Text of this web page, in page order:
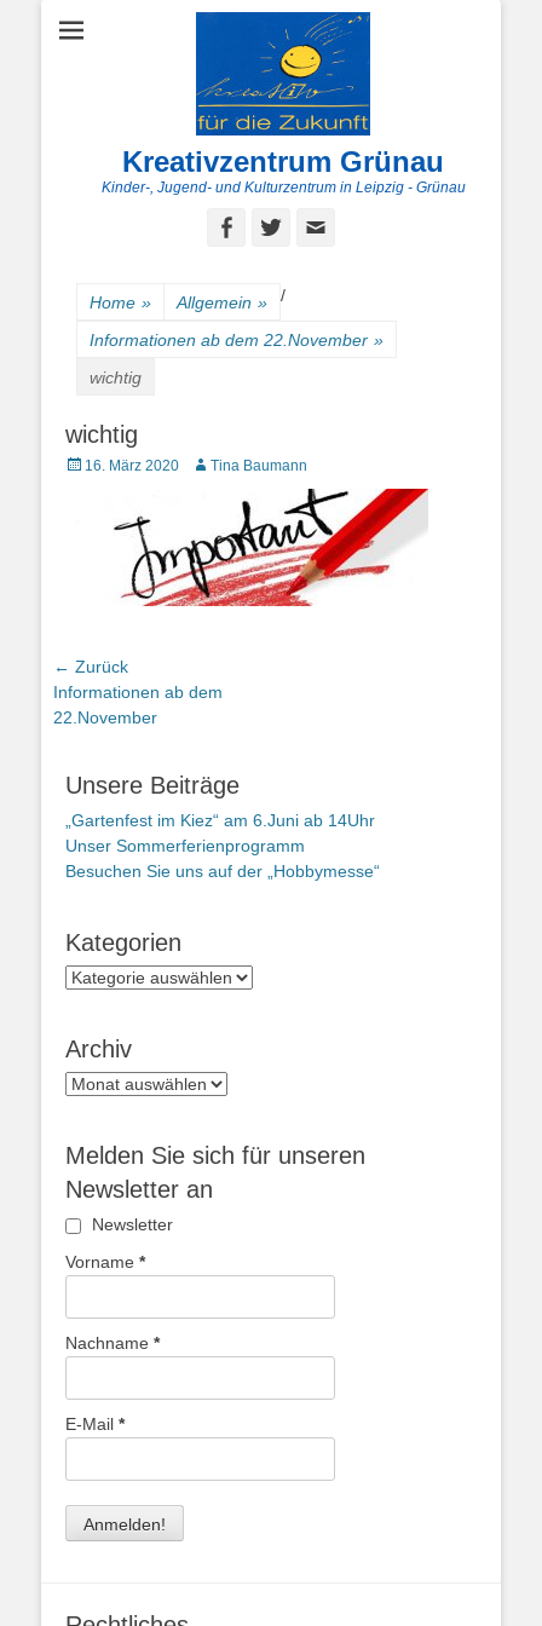
Kreativzentrum Grünau
Kinder-, Jugend- und Kulturzentrum in Leipzig - Grünau
Facebook
Twitter
Home » Allgemein » /
Informationen ab dem 22.November »
wichtig
wichtig
Posted16. März 2020 AutorTina Baumann
Beitragsnavigation
← Zurück
Vorheriger
Beitrag:
Informationen ab dem
22.November
Unsere Beiträge
„Gartenfest im Kiez“ am 6.Juni ab 14Uhr
Unser Sommerferienprogramm
Besuchen Sie uns auf der „Hobbymesse“
Kategorien
Kategorien
Archiv
Archiv
Melden Sie sich für unseren
Newsletter an
Newsletter
Vorname *
Nachname *
E-Mail *